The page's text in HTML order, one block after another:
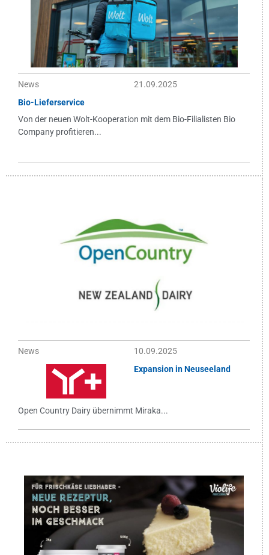
News
21.09.2025
Bio-Lieferservice
Von der neuen Wolt-Kooperation mit dem Bio-Filialisten Bio
Company profitieren...
News
10.09.2025
Expansion in Neuseeland
Open Country Dairy übernimmt Miraka...